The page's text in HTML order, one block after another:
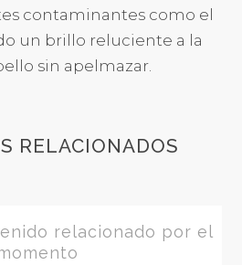
contaminantes como el
un brillo reluciente a la
sin apelmazar.
RELACIONADOS
relacionado por el